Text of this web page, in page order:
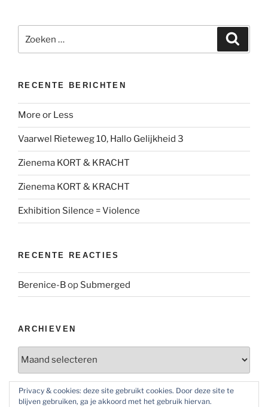
naar:
RECENTE BERICHTEN
More or Less
Vaarwel Rieteweg 10, Hallo Gelijkheid 3
Zienema KORT & KRACHT
Zienema KORT & KRACHT
Exhibition Silence = Violence
RECENTE REACTIES
Berenice-Bop Submerged
ARCHIEVEN
Privacy & cookies: deze site gebruikt cookies. Door deze site te
blijven gebruiken, ga je akkoord met het gebruik hiervan.